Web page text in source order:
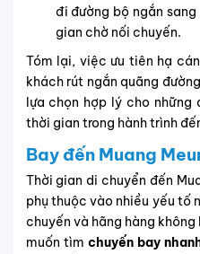
đi đường bộ ngắn
gian chờ nối chuyến.
Tóm lại, việc ưu tiên hạ
khách rút ngắn quãng
lựa chọn hợp lý cho
thời gian trong hành trình
Bay đến Muang
Thời gian di chuyển đến
phụ thuộc vào nhiều yếu tố
chuyến và hãng hàng
muốn tìm chuyến bay